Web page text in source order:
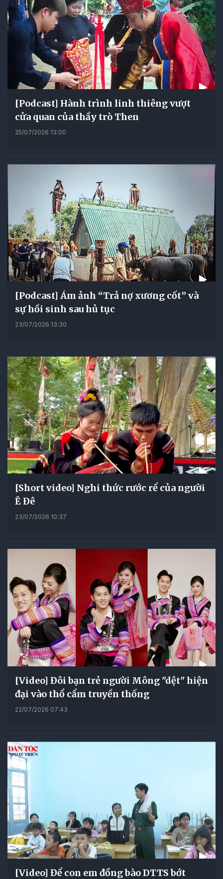
[Podcast] Hành trình linh thiêng vượt
cửa quan của thầy trò Then
25/07/2026 13:00
[Podcast] Ám ảnh “Trả nợ xương cốt” và
sự hồi sinh sau hủ tục
23/07/2026 13:30
[Short video] Nghi thức rước rể của người
Ê Đê
23/07/2026 10:37
[Video] Đôi bạn trẻ người Mông "dệt" hiện
đại vào thổ cẩm truyền thống
22/07/2026 07:43
[Video] Để con em đồng bào DTTS bớt